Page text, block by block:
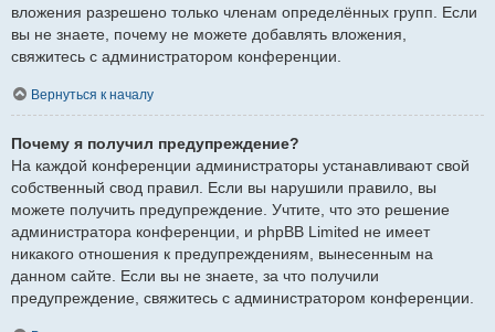
вложения разрешено только членам определённых групп. Если
вы не знаете, почему не можете добавлять вложения,
свяжитесь с администратором конференции.
Вернуться к началу
Почему я получил предупреждение?
На каждой конференции администраторы устанавливают свой
собственный свод правил. Если вы нарушили правило, вы
можете получить предупреждение. Учтите, что это решение
администратора конференции, и phpBB Limited не имеет
никакого отношения к предупреждениям, вынесенным на
данном сайте. Если вы не знаете, за что получили
предупреждение, свяжитесь с администратором конференции.